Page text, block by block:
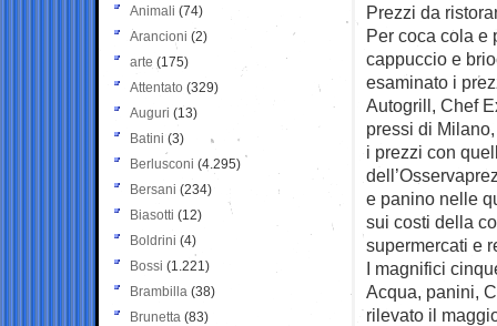
Prezzi da
Per coca cola e
cappuccio e
esaminato i
Autogrill, Chef
pressi di
i prezzi con
e panino nelle
sui costi della
supermercati e
I magnifici
Acqua, panini,
rilevato il
Animali (74)
Arancioni (2)
arte (175)
Attentato (329)
Auguri (13)
Batini (3)
Berlusconi (4.295)
Bersani (234)
Biasotti (12)
Boldrini (4)
Bossi (1.221)
Brambilla (38)
Brunetta (83)